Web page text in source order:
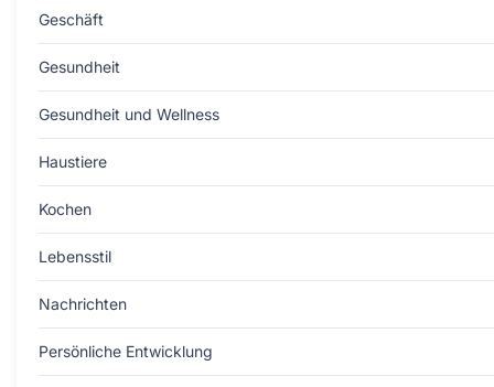
Geschäft
Gesundheit
Gesundheit und Wellness
Haustiere
Kochen
Lebensstil
Nachrichten
Persönliche Entwicklung